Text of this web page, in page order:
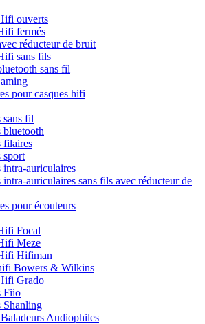
ouverts
fermés
réducteur de bruit
sans fils
sans fil
pour casques hifi
sans fil
bluetooth
filaires
sport
intra-auriculaires
intra-auriculaires sans fils avec réducteur de
pour écouteurs
Focal
Meze
Hifiman
Bowers & Wilkins
Grado
Fiio
Shanling
Baladeurs Audiophiles